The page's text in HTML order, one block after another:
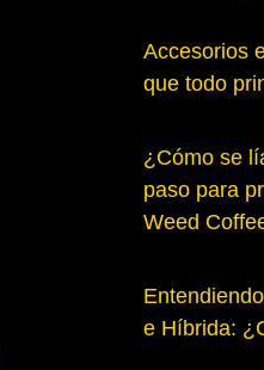
Accesorios
que todo
¿Cómo se
paso para
Weed
e Híbrida: